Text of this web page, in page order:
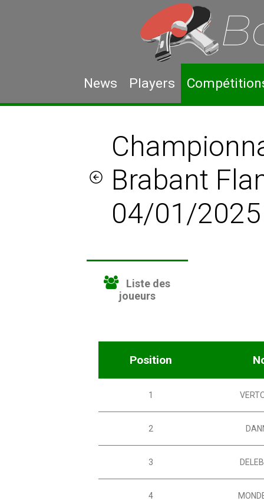
News Players
Brabant
04/01/2025
Liste des
joueurs
Position
1
2
3
4